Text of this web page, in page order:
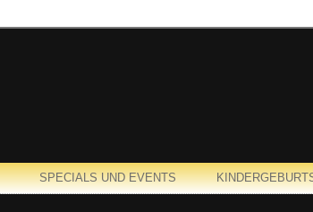
SPECIALS UND EVENTS